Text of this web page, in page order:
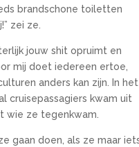
brandschone toiletten
zei ze.
jouw shit opruimt en
mij doet iedereen ertoe,
anders kan zijn. In het
cruisepassagiers kwam uit
wie ze tegenkwam.
gaan doen, als ze maar